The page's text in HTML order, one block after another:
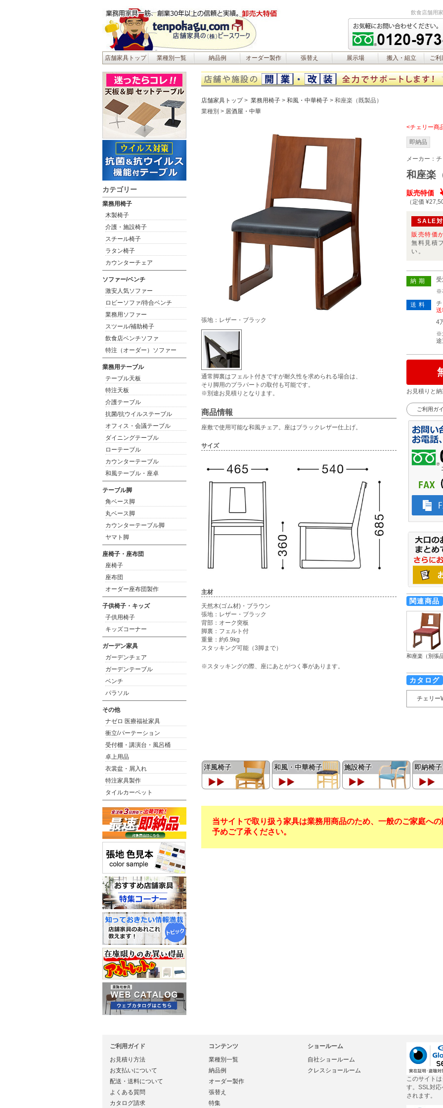
飲食店舗用
店舗家具トップ 業種別一覧 納品例 オーダー製作 張替え 展示場 搬入・組立 ご利
店舗家具トップ 業務用椅子 和風・中華椅子
和座楽（既製品）
業種別
居酒屋・中華
張地：レザー・ブラック
通常脚裏はフェルト付きですが耐久性を求められる場合は、
そり脚用のプラパートの取付も可能です。
※別途お見積りとなります。
商品情報
座敷で使用可能な和風チェア。座はブラックレザー仕上げ。
サイズ
主材
天然木(ゴム材)・ブラウン
張地：レザー・ブラック
背部：オーク突板
脚裏：フェルト付
重量：約6.9kg
スタッキング可能（3脚まで）
※スタッキングの際、座にあとがつく事があります。
<チェリー商
即納品
メーカー：
和座楽
販売特価
（定価
SALE
販売特価
無料見積
い。
納期
※
送料
4
※
お見積りと
ご利用ガ
関連商品
和座楽（別張
カタログ
チェリー
洋風椅子 和風・中華椅子 施設椅子 即納椅子
当サイトで取り扱う家具は業務用商品のため、一般のご家庭へ
予めご了承ください。
カテゴリー
業務用椅子
木製椅子
介護・施設椅子
スチール椅子
ラタン椅子
カウンターチェア
ソファー/ベンチ
激安人気ソファー
ロビーソファ/待合ベンチ
業務用ソファー
スツール/補助椅子
飲食店ベンチソファ
特注（オーダー）ソファー
業務用テーブル
テーブル天板
特注天板
介護テーブル
抗菌/抗ウイルステーブル
オフィス・会議テーブル
ダイニングテーブル
ローテーブル
カウンターテーブル
和風テーブル・座卓
テーブル脚
角ベース脚
丸ベース脚
カウンターテーブル脚
ヤマト脚
座椅子・座布団
座椅子
座布団
オーダー座布団製作
子供椅子・キッズ
子供用椅子
キッズコーナー
ガーデン家具
ガーデンチェア
ガーデンテーブル
ベンチ
パラソル
その他
ナゼロ 医療福祉家具
衝立/パーテーション
受付棚・講演台・風呂桶
卓上用品
衣裳盆・屑入れ
特注家具製作
タイルカーペット
ご利用ガイド
お見積り方法
お支払いについて
配送・送料について
よくある質問
カタログ請求
コンテンツ
業種別一覧
納品例
オーダー製作
張替え
特集
ショールーム
自社ショールーム
クレスショールーム
このサイト
す。SSL対
されます。